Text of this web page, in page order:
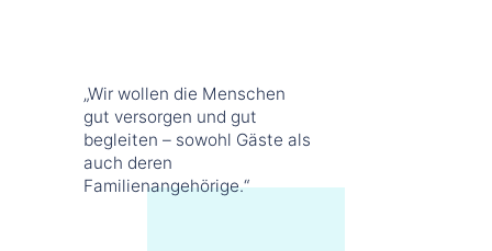
„Wir wollen die Menschen
gut versorgen und gut
begleiten – sowohl Gäste als
auch deren
Familienangehörige.“